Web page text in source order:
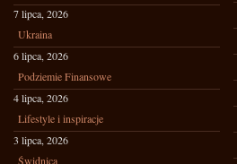
7 lipca, 2026
Ukraina
6 lipca, 2026
Podziemie Finansowe
4 lipca, 2026
Lifestyle i inspiracje
3 lipca, 2026
Świdnica